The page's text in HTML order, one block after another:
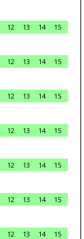
12 13 14
15
12 13 14
15
12 13 14
15
12 13 14
15
12 13 14
15
12 13 14
15
12 13 14
15